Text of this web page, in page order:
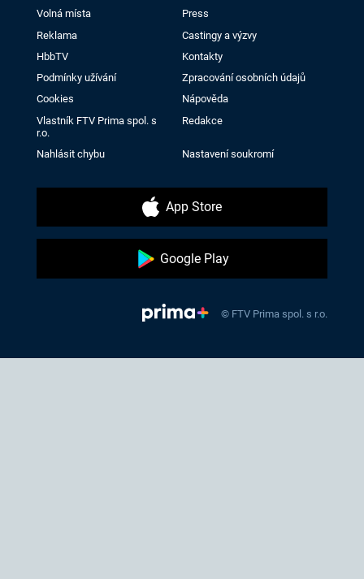
Volná místa
Press
Reklama
Castingy a výzvy
HbbTV
Kontakty
Podmínky užívání
Zpracování osobních údajů
Cookies
Nápověda
Vlastník FTV Prima spol. s
r.o.
Redakce
Nahlásit chybu Nastavení soukromí
App Store
Google Play
© FTV Prima spol. s r.o.